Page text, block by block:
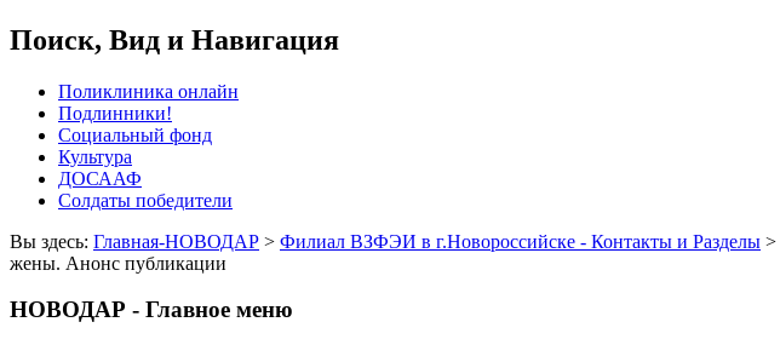
Поиск, Вид и Навигация
Поликлиника онлайн
Подлинники!
Социальный фонд
Культура
ДОСААФ
Солдаты победители
Вы здесь: Главная-НОВОДАР > Филиал ВЗФЭИ в г.Новороссийске - Контакты и Разделы >
жены. Анонс публикации
НОВОДАР - Главное меню